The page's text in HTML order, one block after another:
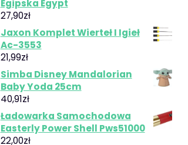
Egipska Egypt
27,90zł
Jaxon Komplet Wierteł I Igieł
Ac-3553
21,99zł
Simba Disney Mandalorian
Baby Yoda 25cm
40,91zł
Ładowarka Samochodowa
Easterly Power Shell Pws51000
22,00zł